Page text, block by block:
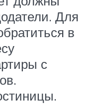
Для
в
с